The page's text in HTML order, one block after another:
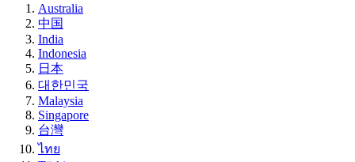
Australia
中国
India
Indonesia
日本
대한민국
Malaysia
Singapore
台灣
ไทย